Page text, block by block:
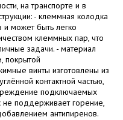
на транспорте и в
- клеммная колодка
может быть легко
клеммных пар, что
задачи. - материал
покрытой
винты изготовлены из
контактной частью,
подключаемых
поддерживает горение,
антипиренов.